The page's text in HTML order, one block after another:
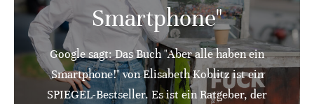
Smartphone"
Google sagt: Das Buch "Aber alle haben ein
Smartphone!" von Elisabeth Koblitz ist ein
SPIEGEL-Bestseller. Es ist ein Ratgeber, der